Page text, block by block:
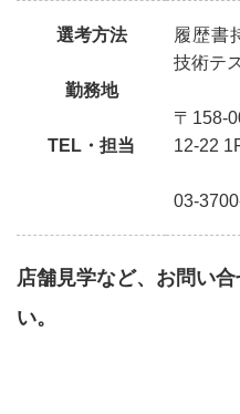
選考方法
勤務地
TEL・担当
履歴書
技術テ
〒158-
12-22
03-
店舗見学など、お問い
い。